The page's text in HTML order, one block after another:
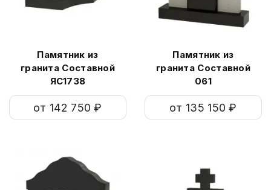
Памятник из
гранита Составной
ЯС1738
от 142 750 ₽
Памятник из
гранита Составной
061
от 135 150 ₽